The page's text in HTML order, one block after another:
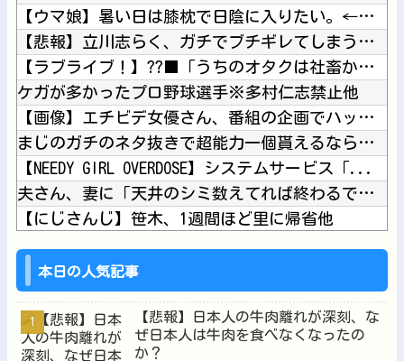
【ウマ娘】暑い日は膝枕で日陰に入りたい。←「絶対に離れたくな...
【悲報】立川志らく、ガチでブチギレてしまう！！！！！！他
【ラブライブ！】??‍⬛「うちのオタクは社畜かボンボン」（世...
ケガが多かったプロ野球選手※多村仁志禁止他
【画像】エチビデ女優さん、番組の企画でハッスルしすぎてしまう...
まじのガチのネタ抜きで超能力一個貰えるならテレポーテーション...
【NEEDY GIRL OVERDOSE】システムサービス「...
夫さん、妻に「天井のシミ数えてれば終わるでな」と押し倒されて...
【にじさんじ】笹木、1週間ほど里に帰省他
Vチューバーに最近ある変化が起きつつある他
本日の人気記事
【悲報】日本人の牛肉離れが深刻、な
ぜ日本人は牛肉を食べなくなったの
か？